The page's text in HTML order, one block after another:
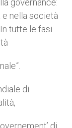
governance:
e nella società
tutte le fasi
di
di